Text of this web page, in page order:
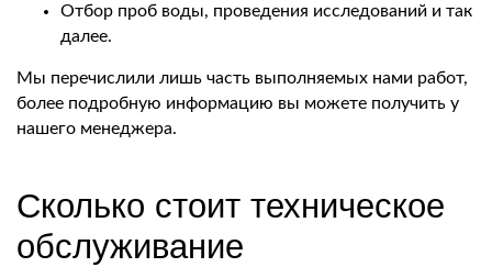
Отбор проб воды, проведения исследований и так
далее.
Мы перечислили лишь часть выполняемых нами работ,
более подробную информацию вы можете получить у
нашего менеджера.
Сколько стоит техническое
обслуживание